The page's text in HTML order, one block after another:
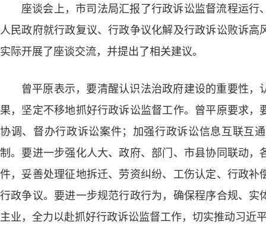
座谈会上，市司法局汇报了行政诉讼监督流程运
人民政府就行政复议、行政争议化解及行政诉讼败诉
实际开展了座谈交流，并提出了相关建议。
曾平原表示，要清醒认识法治政府建设的重要性
果，坚定不移地抓好行政诉讼监督工作。曾平原要求
协调、督办行政诉讼案件；加强行政诉讼信息互联互
制。要进一步强化人大、政府、部门、市县协同联动
件，妥善处理征地拆迁、劳资纠纷、工伤认定、行政
行政争议。要进一步规范行政行为，确保程序合规、
主业，全力以赴抓好行政诉讼监督工作，切实推动习近